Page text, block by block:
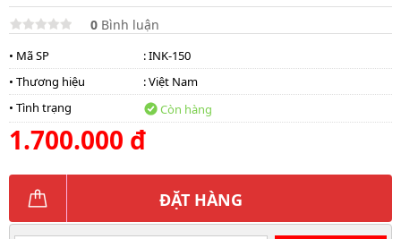
0 Bình luận
• Mã SP
: INK-150
• Thương hiệu
:Việt Nam
• Tình trạng
Còn hàng
1.700.000 đ
ĐẶT HÀNG